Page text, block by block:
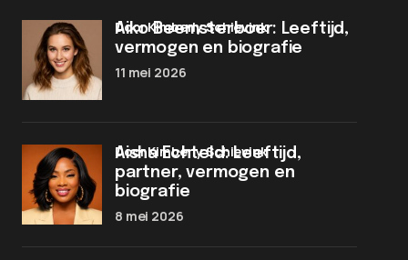
Aiko Beemsterboer: Leeftijd,
vermogen en biografie
door Kimberly Schievink
11 mei 2026
Aisha Echteld: Leeftijd,
partner, vermogen en
biografie
door Kimberly Schievink
8 mei 2026